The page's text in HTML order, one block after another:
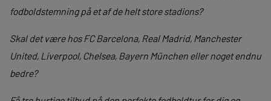
fodboldstemning på et af de helt store stadions?
Skal det være hos FC Barcelona, Real Madrid, Manchester
United, Liverpool, Chelsea, Bayern München eller noget endnu
bedre?